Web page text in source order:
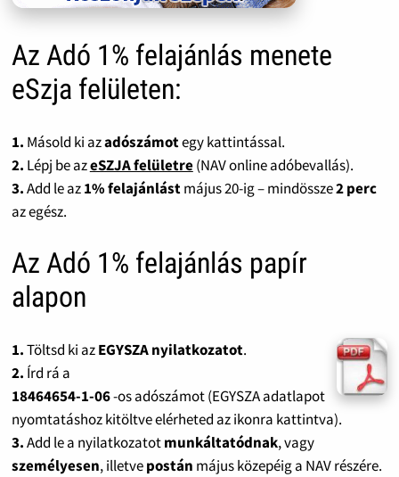
Az Adó 1% felajánlás menete
eSzja felületen:
1. Másold ki azadószámotegy kattintással.
2. Lépj be azeSZJA felületre(NAV online adóbevallás).
3.Add le az1% felajánlástmájus 20-ig – mindössze2 perc
az egész.
Az Adó 1% felajánlás papír
alapon
1.Töltsd ki azEGYSZA nyilatkozatot.
2. Írd rá a
18464654-1-06-os adószámot (EGYSZA adatlapot
nyomtatáshoz kitöltve elérheted az ikonra kattintva).
3.Add le a nyilatkozatotmunkáltatódnak, vagy
személyesen, illetvepostán május közepéig a NAV részére.